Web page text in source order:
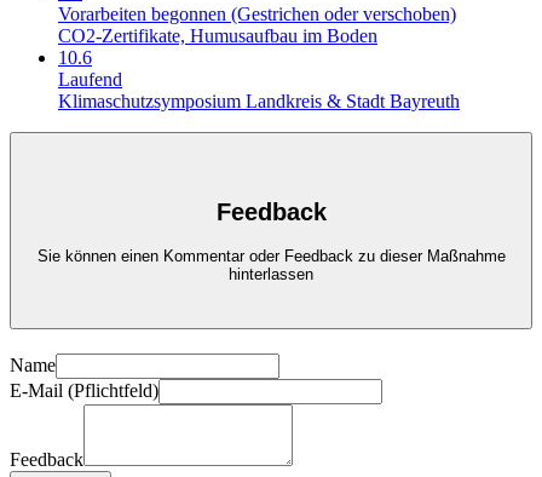
Vorarbeiten begonnen (Gestrichen oder verschoben)
CO2-Zertifikate, Humusaufbau im Boden
10.6
Laufend
Klimaschutzsymposium Landkreis & Stadt Bayreuth
Feedback
Sie können einen Kommentar oder Feedback zu dieser Maßnahme
hinterlassen
Name
E-Mail (Pflichtfeld)
Feedback